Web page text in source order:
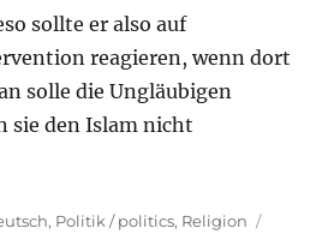
sollte er also auf
reagieren, wenn dort
solle die Ungläubigen
sie den Islam nicht
, Politik / politics, Religion